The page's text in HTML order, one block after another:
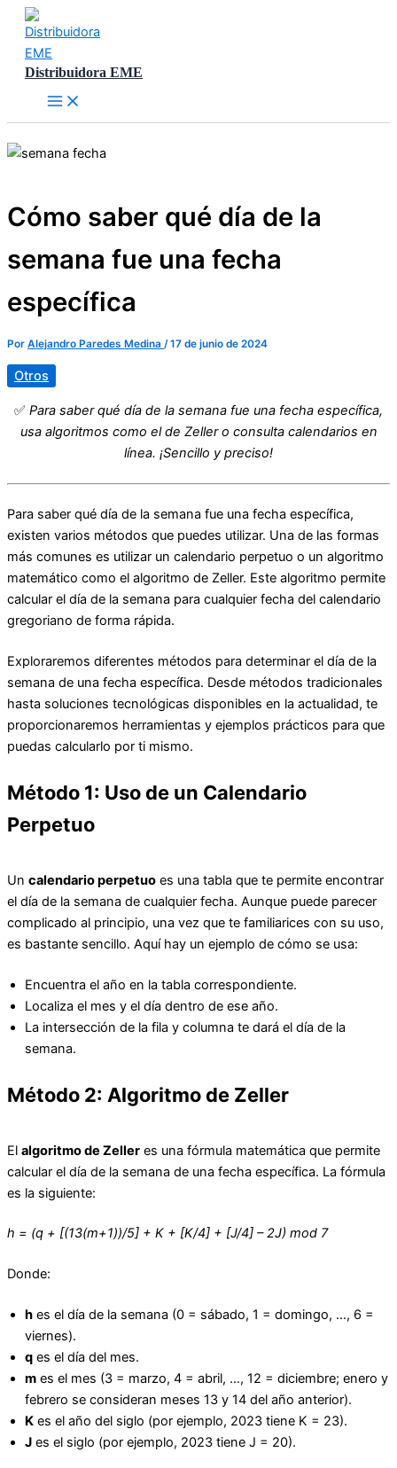
contenido
Distribuidora EME
Cómo saber qué día de la
semana fue una fecha
específica
Por Alejandro Paredes Medina /17 de junio de 2024
Otros
✅ Para saber qué día de la semana fue una fecha específica,
usa algoritmos como el de Zeller o consulta calendarios en
línea. ¡Sencillo y preciso!
Para saber qué día de la semana fue una fecha específica,
existen varios métodos que puedes utilizar. Una de las formas
más comunes es utilizar un calendario perpetuo o un algoritmo
matemático como el algoritmo de Zeller. Este algoritmo permite
calcular el día de la semana para cualquier fecha del calendario
gregoriano de forma rápida.
Exploraremos diferentes métodos para determinar el día de la
semana de una fecha específica. Desde métodos tradicionales
hasta soluciones tecnológicas disponibles en la actualidad, te
proporcionaremos herramientas y ejemplos prácticos para que
puedas calcularlo por ti mismo.
Método 1: Uso de un Calendario
Perpetuo
Un calendario perpetuo es una tabla que te permite encontrar
el día de la semana de cualquier fecha. Aunque puede parecer
complicado al principio, una vez que te familiarices con su uso,
es bastante sencillo. Aquí hay un ejemplo de cómo se usa:
Encuentra el año en la tabla correspondiente.
Localiza el mes y el día dentro de ese año.
La intersección de la fila y columna te dará el día de la
semana.
Método 2: Algoritmo de Zeller
El algoritmo de Zeller es una fórmula matemática que permite
calcular el día de la semana de una fecha específica. La fórmula
es la siguiente:
h = (q + [(13(m+1))/5] + K + [K/4] + [J/4] – 2J) mod 7
Donde:
h es el día de la semana (0 = sábado, 1 = domingo, …, 6 =
viernes).
q es el día del mes.
m es el mes (3 = marzo, 4 = abril, …, 12 = diciembre; enero y
febrero se consideran meses 13 y 14 del año anterior).
K es el año del siglo (por ejemplo, 2023 tiene K = 23).
J es el siglo (por ejemplo, 2023 tiene J = 20).